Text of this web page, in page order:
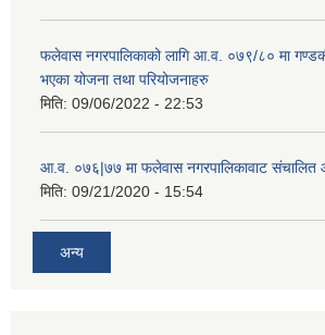
फलेवास नगरपालिकाको लागि आ.व. ०७९/८० मा
भएका योजना तथा परियोजनाहरु
मिति: 09/06/2022 - 22:53
आ.व. ०७६|७७ मा फलेवास नगरपालिकावाट संचालित
मिति: 09/21/2020 - 15:54
अन्य